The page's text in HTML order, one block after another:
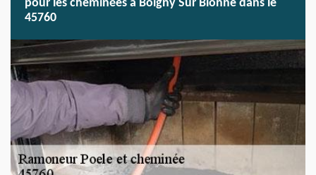
pour les cheminées à Boigny Sur Bionne dans le
45760